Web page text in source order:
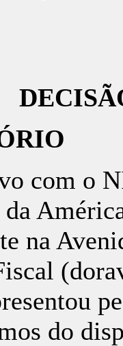
com o
da
na
do